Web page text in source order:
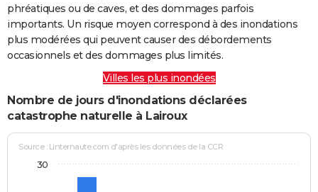
phréatiques ou de caves, et des dommages parfois
importants. Un risque moyen correspond à des inondations
plus modérées qui peuvent causer des débordements
occasionnels et des dommages plus limités.
Villes les plus inondées
Nombre de jours d'inondations déclarées
catastrophe naturelle à Lairoux
Source : Linternaute.com d'après les données de la CCR
30